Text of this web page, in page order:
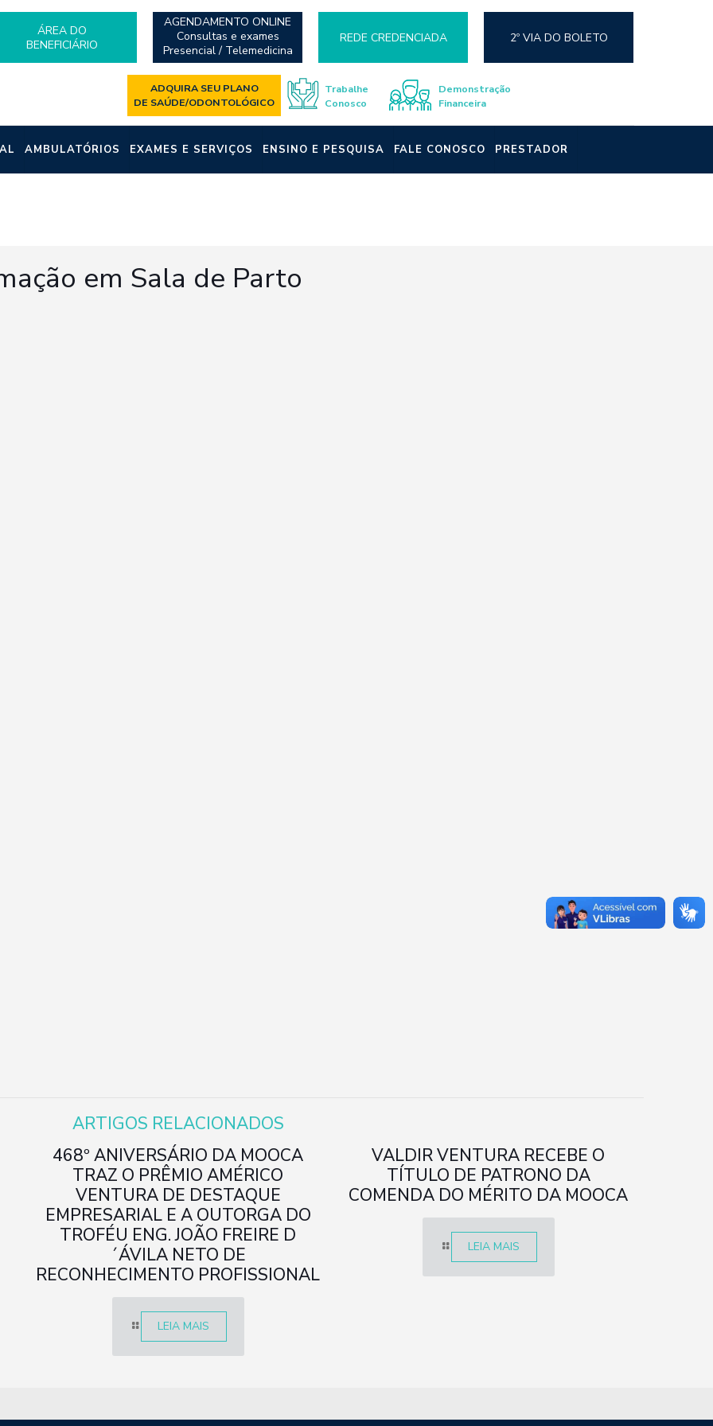
ÁREA DO
BENEFICIÁRIO
AGENDAMENTO ONLINE
Consultas e exames
Presencial / Telemedicina
REDE CREDENCIADA 2º VIA DO BOLETO
ADQUIRA SEU PLANO
DE SAÚDE/ODONTOLÓGICO
Trabalhe
Conosco
Demonstração
Financeira
AMBULATÓRIOS EXAMES E SERVIÇOS ENSINO E PESQUISA FALE CONOSCO PRESTADOR
em Sala de Parto
ARTIGOS RELACIONADOS
468º ANIVERSÁRIO DA MOOCA
TRAZ O PRÊMIO AMÉRICO
VENTURA DE DESTAQUE
EMPRESARIAL E A OUTORGA DO
TROFÉU ENG. JOÃO FREIRE D
´ÁVILA NETO DE
RECONHECIMENTO PROFISSIONAL
LEIA MAIS
VALDIR VENTURA RECEBE O
TÍTULO DE PATRONO DA
COMENDA DO MÉRITO DA MOOCA
LEIA MAIS